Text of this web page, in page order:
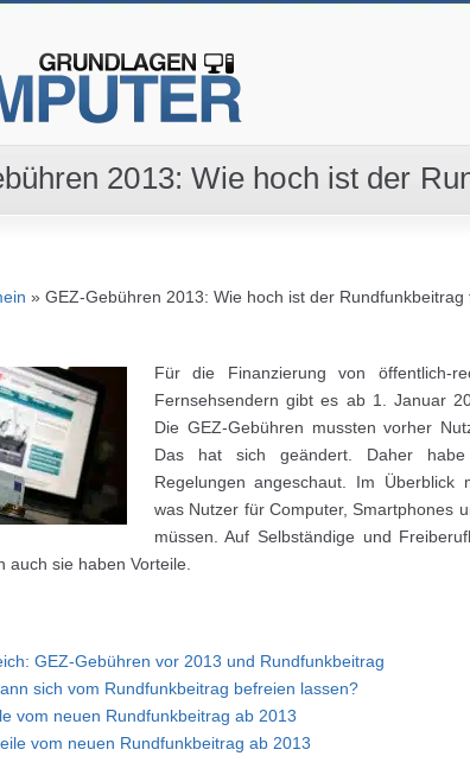
2013: Wie hoch ist der
» GEZ-Gebühren 2013: Wie hoch ist der Rundfunkbeitrag
Für die Finanzierung von öffentlich-
Fernsehsendern gibt es ab 1. Januar
Die GEZ-Gebühren mussten vorher
Das hat sich geändert. Daher
Regelungen angeschaut. Im Überblick
was Nutzer für Computer, Smartphones
müssen. Auf Selbständige und
auch sie haben Vorteile.
GEZ-Gebühren vor 2013 und Rundfunkbeitrag
sich vom Rundfunkbeitrag befreien lassen?
vom neuen Rundfunkbeitrag ab 2013
vom neuen Rundfunkbeitrag ab 2013